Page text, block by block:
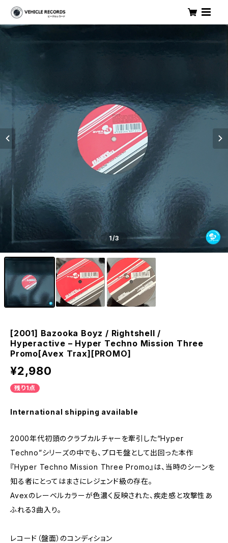
1/3
[2001] Bazooka Boyz / Rightshell /
Hyperactive – Hyper Techno Mission Three
Promo[Avex Trax][PROMO]
¥2,980
残り1点
International shipping available
2000年代初頭のクラブカルチャーを牽引した“Hyper
Techno”シリーズの中でも、プロモ盤として出回った本作
『Hyper Techno Mission Three Promo』は、当時のシーンを
知る者にとってはまさにレジェンド級の存在。
Avexのレーベルカラーが色濃く反映された、疾走感と攻撃性あ
ふれる3曲入り。
レコード（盤面）のコンディション